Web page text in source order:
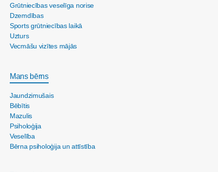
Grūtniecības veselīga norise
Dzemdības
Sports grūtniecības laikā
Uzturs
Vecmāšu vizītes mājās
Mans bērns
Jaundzimušais
Bēbītis
Mazulis
Psiholoģija
Veselība
Bērna psiholoģija un attīstība